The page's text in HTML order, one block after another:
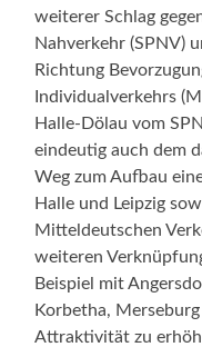
weiterer Schlag
Nahverkehr (SPNV)
Richtung
Individualverkehrs
Halle-Dölau vom
eindeutig auch dem
Weg zum Aufbau
Halle und Leipzig
Mitteldeutschen
weiteren
Beispiel mit
Korbetha,
Attraktivität zu